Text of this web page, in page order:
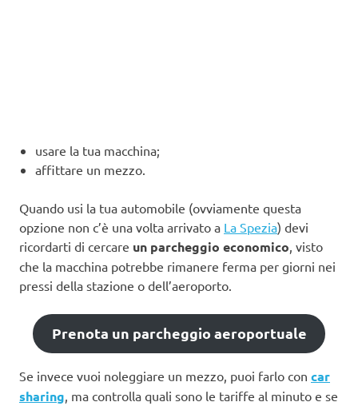
usare la tua macchina;
affittare un mezzo.
Quando usi la tua automobile (ovviamente questa
opzione non c’è una volta arrivato a La Spezia) devi
ricordarti di cercare un parcheggio economico , visto
che la macchina potrebbe rimanere ferma per giorni nei
pressi della stazione o dell’aeroporto.
Prenota un parcheggio aeroportuale
Se invece vuoi noleggiare un mezzo, puoi farlo con car
sharing, ma controlla quali sono le tariffe al minuto e se